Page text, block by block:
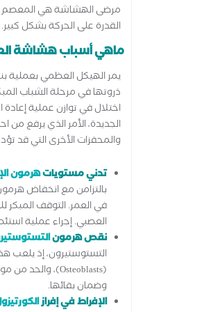
مرضى الهشاشة هي المعصم،
القدرة على الحركة بشكل كبير.
ماهي أسباب هشاشة
يمر الهيكل العظمي بعملية
ذروتها في مرحلة الشباب
اختلال في توازن عملية
الجديدة، الأمر الذي يرفع
والمحفزات الأخرى التي قد
تدني مستوياتهرمون
بالتزامن مع انخفاض
في العمر. التوقف المبكر
العصبي. إجراء عملية
نقص هرمون
التستوستيرون، إذ يلعب
وضمان بقائها.
الإفراط في إفراز